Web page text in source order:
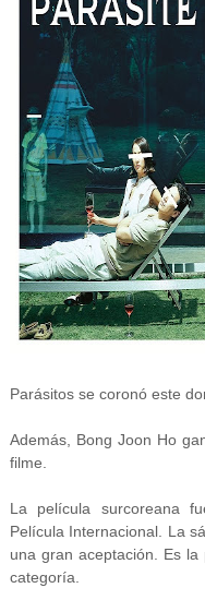
Parásitos se coronó este
Además, Bong Joon Ho
filme.
La película surcoreana
Película Internacional. La
una gran aceptación. Es
categoría.